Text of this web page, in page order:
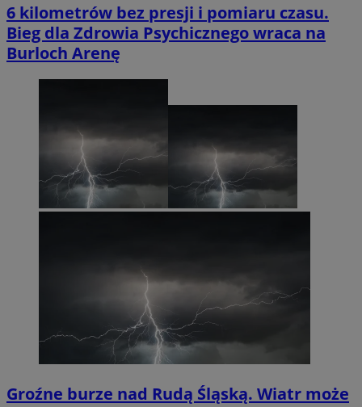
6 kilometrów bez presji i pomiaru czasu.
Bieg dla Zdrowia Psychicznego wraca na
Burloch Arenę
Groźne burze nad Rudą Śląską. Wiatr może